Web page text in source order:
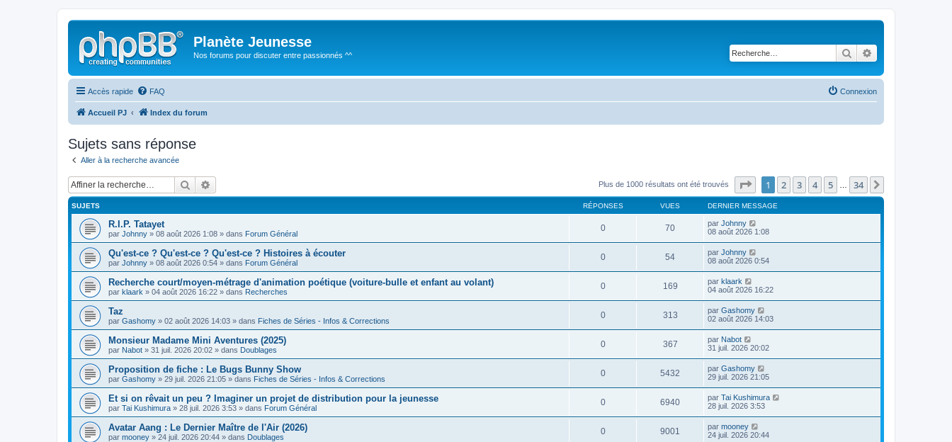
Planète Jeunesse
Nos forums pour discuter entre passionnés ^^ Rechercher
Accès rapide FAQ Connexion
Accueil PJ Index du forum
Sujets sans réponse
Aller à la recherche avancée
Rechercher Plus de 1000 résultats ont été trouvés Page sur34
1 2 3 4 5 34
SUJETS RÉPONSES VUES DERNIER MESSAGE
R.I.P. Tatayet
par Johnny » 08 août 2026 1:08 » dans Forum Général
0 70 par Johnny
08 août 2026 1:08
Qu'est-ce ? Qu'est-ce ? Qu'est-ce ? Histoires à écouter
par Johnny » 08 août 2026 0:54 » dans Forum Général
0 54 par Johnny
08 août 2026 0:54
Recherche court/moyen-métrage d'animation poétique (voiture-bulle et enfant au volant)
par klaark » 04 août 2026 16:22 » dans Recherches
0 169 par klaark
04 août 2026 16:22
Taz
par Gashomy » 02 août 2026 14:03 » dans Fiches de Séries - Infos & Corrections
0 313 par Gashomy
02 août 2026 14:03
Monsieur Madame Mini Aventures (2025)
par Nabot » 31 juil. 2026 20:02 » dans Doublages
0 367 par Nabot
31 juil. 2026 20:02
Proposition de fiche : Le Bugs Bunny Show
par Gashomy » 29 juil. 2026 21:05 » dans Fiches de Séries - Infos & Corrections
0 5432 par Gashomy
29 juil. 2026 21:05
Et si on rêvait un peu ? Imaginer un projet de distribution pour la jeunesse
par Tai Kushimura » 28 juil. 2026 3:53 » dans Forum Général
0 6940 par Tai Kushimura
28 juil. 2026 3:53
Avatar Aang : Le Dernier Maître de l'Air (2026)
par mooney » 24 juil. 2026 20:44 » dans Doublages
0 9001 par mooney
24 juil. 2026 20:44